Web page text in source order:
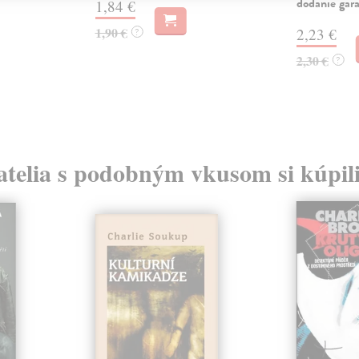
1,84 €
1,90 € ? 2,23 €
2,30 € ?
s podobným vkusom si